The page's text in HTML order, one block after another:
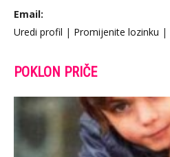
Email:
Uredi profil | Promijenite lozinku |
POKLON PRIČE